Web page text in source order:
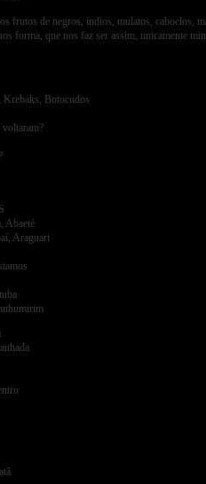
frutos de negros, índios, mulatos, caboclos,
forma, que nos faz ser assim, unicamente
Krebaks, Botocudos
voltaram?
Abaeté
Araguari